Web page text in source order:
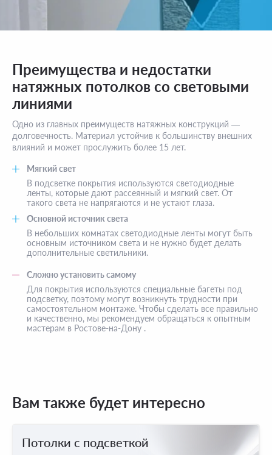
Преимущества и недостатки
натяжных потолков со световыми
линиями
Одно из главных преимуществ натяжных конструкций —
долговечность. Материал устойчив к большинству внешних
влияний и может прослужить более 15 лет.
Мягкий свет
В подсветке покрытия используются светодиодные
ленты, которые дают рассеянный и мягкий свет. От
такого света не напрягаются и не устают глаза.
Основной источник света
В небольших комнатах светодиодные ленты могут быть
основным источником света и не нужно будет делать
дополнительные светильники.
Сложно установить самому
Для покрытия используются специальные багеты под
подсветку, поэтому могут возникнуть трудности при
самостоятельном монтаже. Чтобы сделать все правильно
и качественно, мы рекомендуем обращаться к опытным
мастерам в Ростове-на-Дону .
Вам также будет интересно
Потолки с подсветкой